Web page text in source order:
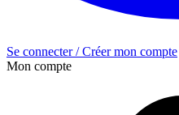
Se connecter / Créer mon compte
Mon compte